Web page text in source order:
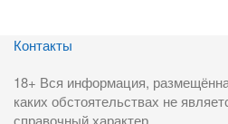
Контакты
18+ Вся информация,
каких обстоятельствах не
справочный характер.